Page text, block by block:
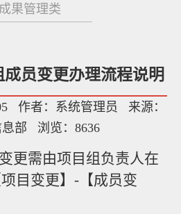
成果管理类
员变更办理流程说明
作者：系统管理员 来源：
部 浏览： 8636
更需由项目组负责人在
目变更】 -【成员变